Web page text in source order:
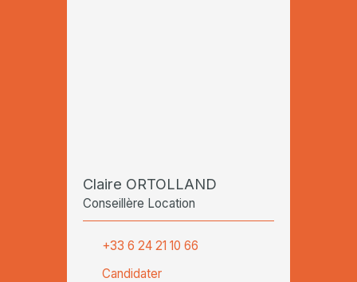
Claire ORTOLLAND
Conseillère Location
+33 6 24 21 10 66
Candidater